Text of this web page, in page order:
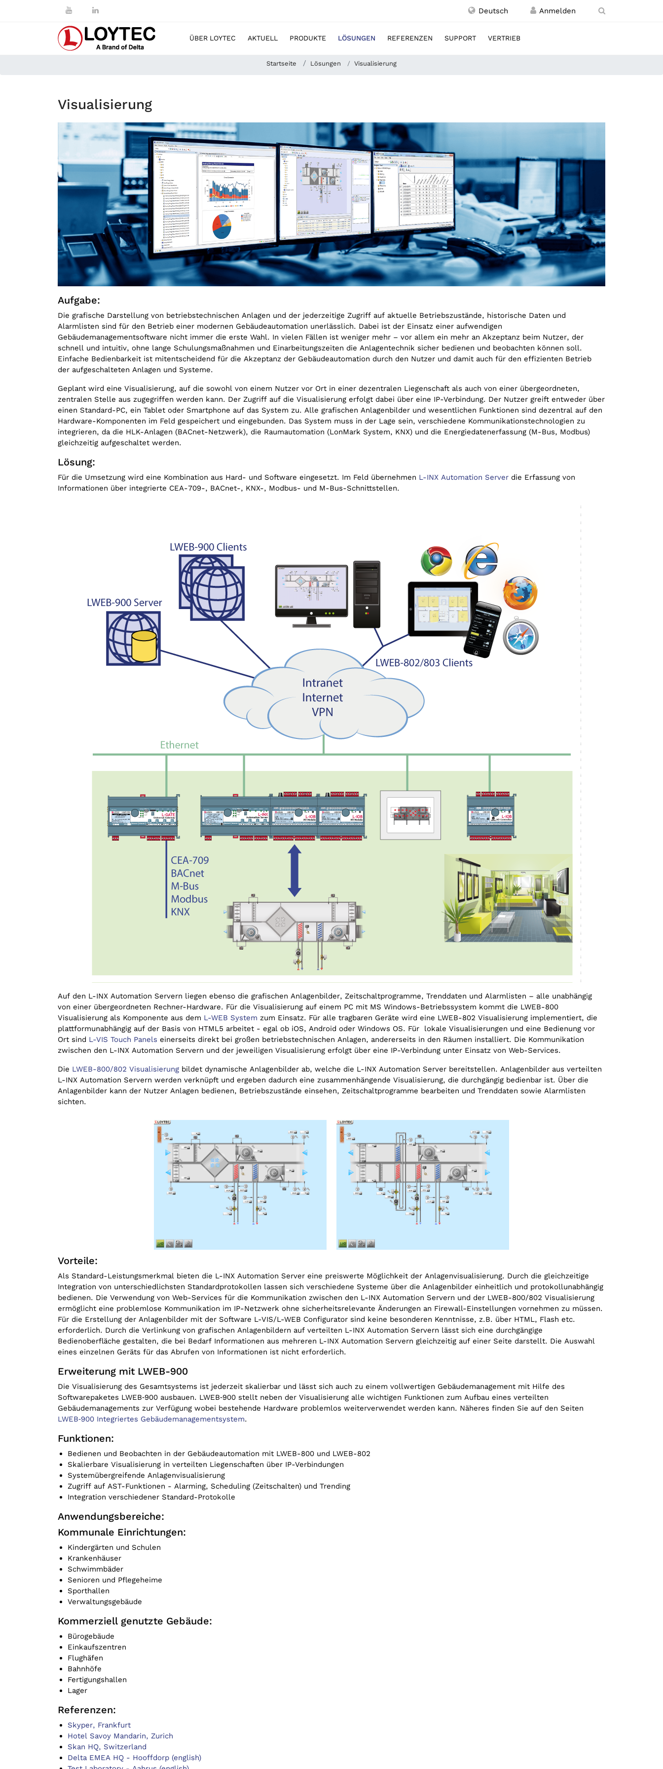
Deutsch
ÜBER LOYTEC AKTUELL PRODUKTE LÖSUNGEN REFERENZEN SUPPORT VERTRIEB
Startseite Lösungen Visualisierung
Visualisierung
Aufgabe:
Die grafische Darstellung von betriebstechnischen Anlagen und der jederzeitige Zugriff auf aktuelle Betriebszustände, historische Daten und
Alarmlisten sind für den Betrieb einer modernen Gebäudeautomation unerlässlich. Dabei ist der Einsatz einer aufwendigen
Gebäudemanagementsoftware nicht immer die erste Wahl. In vielen Fällen ist weniger mehr – vor allem ein mehr an Akzeptanz beim Nutzer, der
schnell und intuitiv, ohne lange Schulungsmaßnahmen und Einarbeitungszeiten die Anlagentechnik sicher bedienen und beobachten können soll.
Einfache Bedienbarkeit ist mitentscheidend für die Akzeptanz der Gebäudeautomation durch den Nutzer und damit auch für den effizienten Betrieb
der aufgeschalteten Anlagen und Systeme.
Geplant wird eine Visualisierung, auf die sowohl von einem Nutzer vor Ort in einer dezentralen Liegenschaft als auch von einer übergeordneten,
zentralen Stelle aus zugegriffen werden kann. Der Zugriff auf die Visualisierung erfolgt dabei über eine IP-Verbindung. Der Nutzer greift entweder über
einen Standard-PC, ein Tablet oder Smartphone auf das System zu. Alle grafischen Anlagenbilder und wesentlichen Funktionen sind dezentral auf den
Hardware-Komponenten im Feld gespeichert und eingebunden. Das System muss in der Lage sein, verschiedene Kommunikationstechnologien zu
integrieren, da die HLK-Anlagen (BACnet-Netzwerk), die Raumautomation (LonMark System, KNX) und die Energiedatenerfassung (M-Bus, Modbus)
gleichzeitig aufgeschaltet werden.
Lösung:
Für die Umsetzung wird eine Kombination aus Hard- und Software eingesetzt. Im Feld übernehmen L-INX Automation Server die Erfassung von
Informationen über integrierte CEA-709-, BACnet-, KNX-, Modbus- und M-Bus-Schnittstellen.
Auf den L-INX Automation Servern liegen ebenso die grafischen Anlagenbilder, Zeitschalt­programme, Trend­daten und Alarm­listen – alle unabhängig
von einer übergeordneten Rechner-Hardware. Für die Visualisierung auf einem PC mit MS Windows-Betriebssystem kommt die LWEB-800
Visualisierung als Komponente aus dem L-WEB System zum Einsatz. Für alle tragbaren Geräte wird eine LWEB-802 Visualisierung implementiert, die
plattform­unabhängig auf der Basis von HTML5 arbeitet - egal ob iOS, Android oder Windows OS. Für lokale Visualisierungen und eine Bedienung vor
Ort sind L-VIS Touch Panels einerseits direkt bei großen betriebstechnischen Anlagen, andererseits in den Räumen installiert. Die Kommunikation
zwischen den L-INX Automation Servern und der jeweiligen Visualisierung erfolgt über eine IP-Verbindung unter Einsatz von Web-Services.
Die LWEB-800/802 Visualisierung bildet dynamische Anlagenbilder ab, welche die L-INX Automation Server bereitstellen. Anlagenbilder aus verteilten
L-INX Automation Servern werden verknüpft und ergeben dadurch eine zusammenhängende Visualisierung, die durchgängig bedienbar ist. Über die
Anlagenbilder kann der Nutzer Anlagen bedienen, Betriebszustände einsehen, Zeitschaltprogramme bearbeiten und Trenddaten sowie Alarmlisten
sichten.
Vorteile:
Als Standard-Leistungsmerkmal bieten die L-INX Automation Server eine preiswerte Möglichkeit der Anlagenvisualisierung. Durch die gleichzeitige
Integration von unterschiedlichsten Standard­protokollen lassen sich verschiedene Systeme über die Anlagenbilder einheitlich und protokoll­unabhängig
bedienen. Die Verwendung von Web-Services für die Kommunikation zwischen den L-INX Automation Servern und der LWEB-800/802 Visualisierung
ermöglicht eine problemlose Kommunikation im IP-Netzwerk ohne sicherheitsrelevante Änderungen an Firewall-Einstellungen vornehmen zu müssen.
Für die Erstellung der Anlagenbilder mit der Software L-VIS/L-WEB Configurator sind keine besonderen Kenntnisse, z.B. über HTML, Flash etc.
erforderlich. Durch die Verlinkung von grafischen Anlagenbildern auf verteilten L-INX Automation Servern lässt sich eine durchgängige
Bedienoberfläche gestalten, die bei Bedarf Informationen aus mehreren L-INX Automation Servern gleichzeitig auf einer Seite darstellt. Die Auswahl
eines einzelnen Geräts für das Abrufen von Informationen ist nicht erforderlich.
Erweiterung mit LWEB-900
Die Visualisierung des Gesamtsystems ist jederzeit skalierbar und lässt sich auch zu einem vollwertigen Gebäudemanagement mit Hilfe des
Softwarepaketes LWEB‑900 ausbauen. LWEB‑900 stellt neben der Visualisierung alle wichtigen Funktionen zum Aufbau eines verteilten
Gebäudemanagements zur Verfügung wobei bestehende Hardware problemlos weiterverwendet werden kann. Näheres finden Sie auf den Seiten
LWEB‑900 Integriertes Gebäudemanagementsystem.
Funktionen:
Bedienen und Beobachten in der Gebäudeautomation mit LWEB-800 und LWEB-802
Skalierbare Visualisierung in verteilten Liegenschaften über IP-Verbindungen
Systemübergreifende Anlagenvisualisierung
Zugriff auf AST-Funktionen - Alarming, Scheduling (Zeitschalten) und Trending
Integration verschiedener Standard-Protokolle
Anwendungsbereiche:
Kommunale Einrichtungen:
Kindergärten und Schulen
Krankenhäuser
Schwimmbäder
Senioren und Pflegeheime
Sporthallen
Verwaltungsgebäude
Kommerziell genutzte Gebäude:
Bürogebäude
Einkaufszentren
Flughäfen
Bahnhöfe
Fertigungshallen
Lager
Referenzen:
Skyper, Frankfurt
Hotel Savoy Mandarin, Zurich
Skan HQ, Switzerland
Delta EMEA HQ - Hooffdorp (english)